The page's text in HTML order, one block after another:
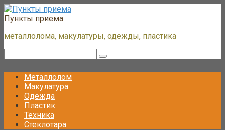
Перейти
к
Пункты приема
металлолома, макулатуры, одежды, пластика
Металлолом
Макулатура
Одежда
Пластик
Техника
Стеклотара